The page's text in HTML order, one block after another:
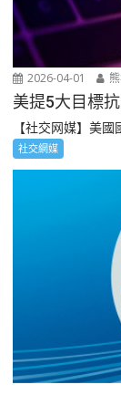
2026-04-01
美提5大目標
【社交网媒】美
社交網媒